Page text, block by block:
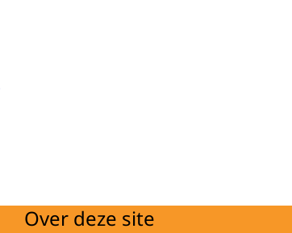
Over deze site